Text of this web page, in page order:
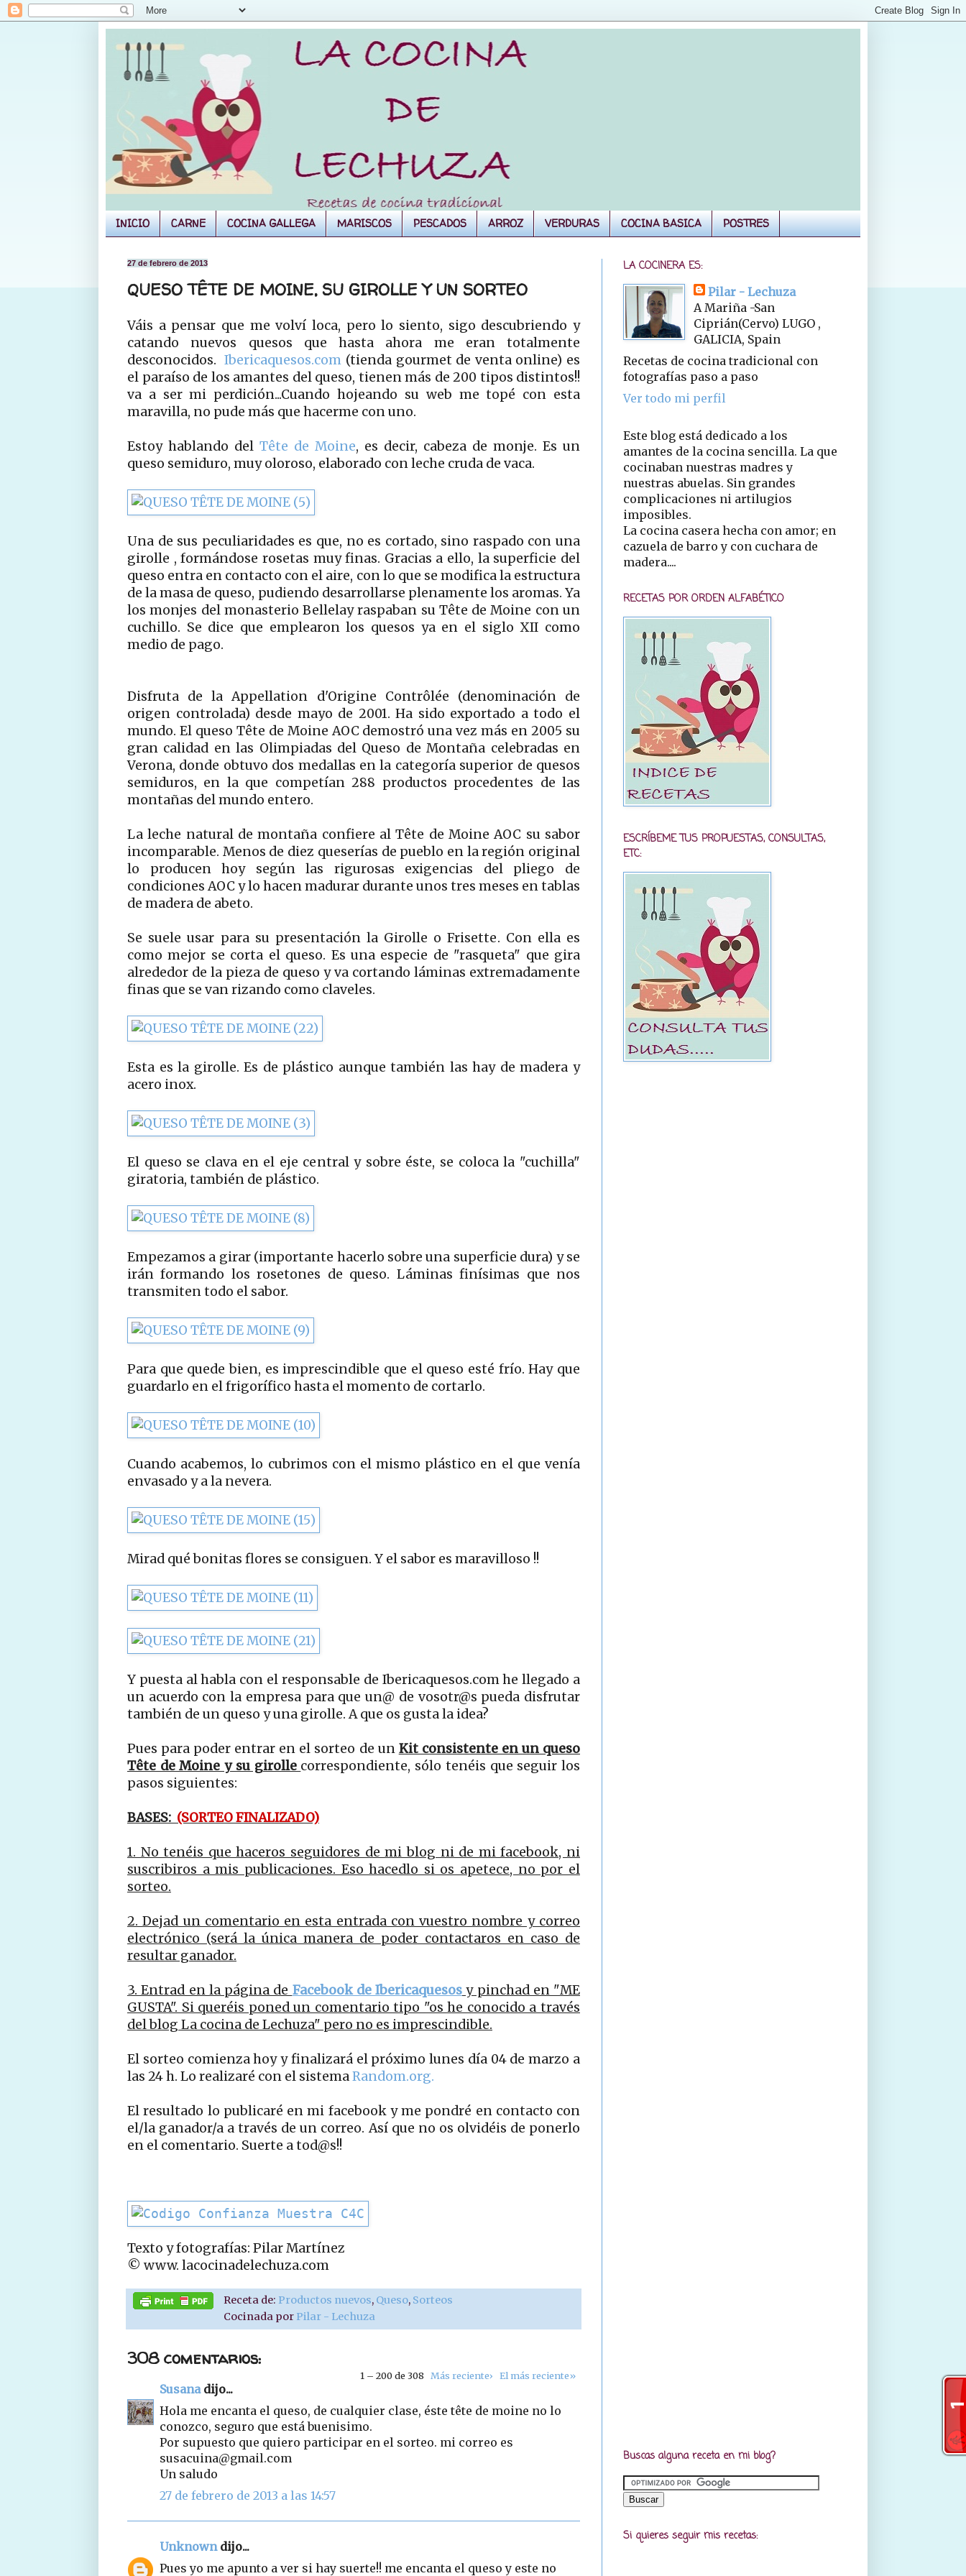
INICIO CARNE COCINA GALLEGA MARISCOS PESCADOS ARROZ VERDURAS COCINA BASICA POSTRES
27 de febrero de 2013
QUESO TÊTE DE MOINE, SU GIROLLE Y UN SORTEO
Váis a pensar que me volví loca, pero lo siento, sigo descubriendo y
catando nuevos quesos que hasta ahora me eran totalmente
desconocidos.Ibericaquesos.com (tienda gourmet de venta online) es
el paraíso de los amantes del queso, tienen más de 200 tipos distintos!!
va a ser mi perdición...Cuando hojeando su web me topé con esta
maravilla, no pude más que hacerme con uno.
Estoy hablando del Tête de Moine, es decir, cabeza de monje. Es un
queso semiduro, muy oloroso, elaborado con leche cruda de vaca.
Una de sus peculiaridades es que, no es cortado, sino raspado con una
girolle , formándose rosetas muy finas. Gracias a ello, la superficie del
queso entra en contacto con el aire, con lo que se modifica la estructura
de la masa de queso, pudiendo desarrollarse plenamente los aromas. Ya
los monjes del monasterio Bellelay raspaban su Tête de Moine con un
cuchillo. Se dice que emplearon los quesos ya en el siglo XII como
medio de pago.
Disfruta de la Appellation d'Origine Contrôlée (denominación de
origen controlada) desde mayo de 2001. Ha sido exportado a todo el
mundo. El queso Tête de Moine AOC demostró una vez más en 2005 su
gran calidad en las Olimpiadas del Queso de Montaña celebradas en
Verona, donde obtuvo dos medallas en la categoría superior de quesos
semiduros, en la que competían 288 productos procedentes de las
montañas del mundo entero.
La leche natural de montaña confiere al Tête de Moine AOC su sabor
incomparable. Menos de diez queserías de pueblo en la región original
lo producen hoy según las rigurosas exigencias del pliego de
condiciones AOC y lo hacen madurar durante unos tres meses en tablas
de madera de abeto.
Se suele usar para su presentación la Girolle o Frisette. Con ella es
como mejor se corta el queso. Es una especie de "rasqueta" que gira
alrededor de la pieza de queso y va cortando láminas extremadamente
finas que se van rizando como claveles.
Esta es la girolle. Es de plástico aunque también las hay de madera y
acero inox.
El queso se clava en el eje central y sobre éste, se coloca la "cuchilla"
giratoria, también de plástico.
Empezamos a girar (importante hacerlo sobre una superficie dura) y se
irán formando los rosetones de queso. Láminas finísimas que nos
transmiten todo el sabor.
Para que quede bien, es imprescindible que el queso esté frío. Hay que
guardarlo en el frigorífico hasta el momento de cortarlo.
Cuando acabemos, lo cubrimos con el mismo plástico en el que venía
envasado y a la nevera.
Mirad qué bonitas flores se consiguen. Y el sabor es maravilloso !!
Y puesta al habla con el responsable de Ibericaquesos.com he llegado a
un acuerdo con la empresa para que un@ de vosotr@s pueda disfrutar
también de un queso y una girolle. A que os gusta la idea?
Pues para poder entrar en el sorteo de un Kit consistente en un queso
Tête de Moine y su girolle correspondiente, sólo tenéis que seguir los
pasos siguientes:
BASES: (SORTEO FINALIZADO)
1. No tenéis que haceros seguidores de mi blog ni de mi facebook, ni
suscribiros a mis publicaciones. Eso hacedlo si os apetece, no por el
sorteo.
2. Dejad un comentario en esta entrada con vuestro nombre y correo
electrónico (será la única manera de poder contactaros en caso de
resultar ganador.
3. Entrad en la página de Facebook de Ibericaquesos y pinchad en "ME
GUSTA". Si queréis poned un comentario tipo "os he conocido a través
del blog La cocina de Lechuza" pero no es imprescindible.
El sorteo comienza hoy y finalizará el próximo lunes día 04 de marzo a
las 24 h. Lo realizaré con el sistemaRandom.org.
El resultado lo publicaré en mi facebook y me pondré en contacto con
el/la ganador/a a través de un correo. Así que no os olvidéis de ponerlo
en el comentario. Suerte a tod@s!!
Texto y fotografías: Pilar Martínez
© www. lacocinadelechuza.com
Receta de: Productos nuevos, Queso, Sorteos
Cocinada por Pilar - Lechuza
308 comentarios:
1 – 200 de 308 Más reciente› El más reciente»
Susanadijo...
Hola me encanta el queso, de cualquier clase, éste tête de moine no lo
conozco, seguro que está buenisimo.
Por supuesto que quiero participar en el sorteo. mi correo es
susacuina@gmail.com
Un saludo
27 de febrero de 2013 a las 14:57
Unknowndijo...
Pues yo me apunto a ver si hay suerte!! me encanta el queso y este no
LA COCINERA ES:
Pilar - Lechuza
A Mariña -San
Ciprián(Cervo) LUGO ,
GALICIA, Spain
Recetas de cocina tradicional con
fotografías paso a paso
Ver todo mi perfil
Este blog está dedicado a los
amantes de la cocina sencilla. La que
cocinaban nuestras madres y
nuestras abuelas. Sin grandes
complicaciones ni artilugios
imposibles.
La cocina casera hecha con amor; en
cazuela de barro y con cuchara de
madera....
RECETAS POR ORDEN ALFABÉTICO
ESCRÍBEME TUS PROPUESTAS, CONSULTAS,
ETC:
Buscas alguna receta en mi blog?
Si quieres seguir mis recetas: